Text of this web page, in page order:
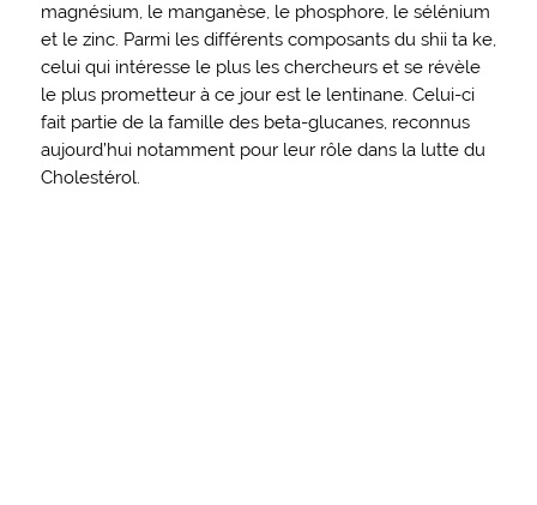
magnésium, le manganèse, le phosphore, le sélénium
et le zinc. Parmi les différents composants du shii ta ke,
celui qui intéresse le plus les chercheurs et se révèle
le plus prometteur à ce jour est le lentinane. Celui-ci
fait partie de la famille des beta-glucanes, reconnus
aujourd’hui notamment pour leur rôle dans la lutte du
Cholestérol.